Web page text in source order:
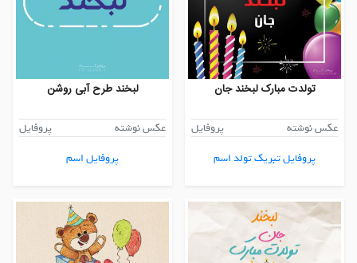
تولدت مبارک لبخند جان
عکس نوشته
پروفایل
پروفایل تبریک تولد اسم
لبخند طرح آبی روشن
عکس نوشته
پروفایل
پروفایل اسم